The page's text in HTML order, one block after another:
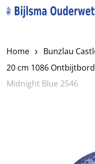
Skip
content
Home Bunzlau
20 cm 1086
Midnight Blue 2546